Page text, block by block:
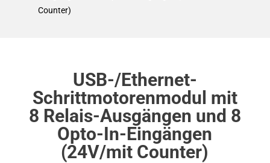
Counter)
USB-/Ethernet-
Schrittmotorenmodul mit
8 Relais-Ausgängen und 8
Opto-In-Eingängen
(24V/mit Counter)